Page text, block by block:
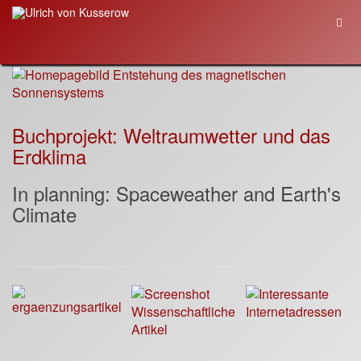
Buchprojekt: Weltraumwetter und das
Erdklima
In planning: Spaceweather and Earth's
Climate